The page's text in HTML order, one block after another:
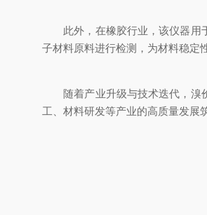
此外，在橡胶行业，该仪器用于
子材料原料进行检测，为材料稳定
随着产业升级与技术迭代，溴价
工、材料研发等产业的高质量发展